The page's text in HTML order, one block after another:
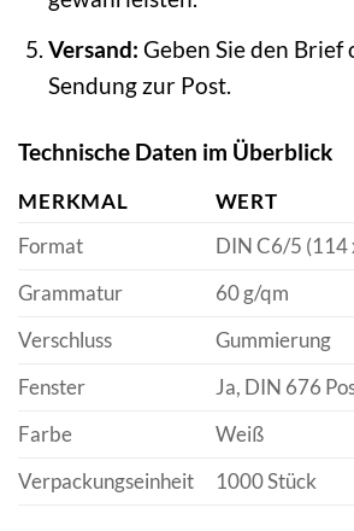
Versand: Geben Sie den Brief
Sendung zur Post.
Technische Daten im Überblick
MERKMAL
WERT
Format
DIN C6/5 (114
Grammatur
60 g/qm
Verschluss
Gummierung
Fenster
Ja, DIN 676
Farbe
Weiß
Verpackungseinheit
1000 Stück